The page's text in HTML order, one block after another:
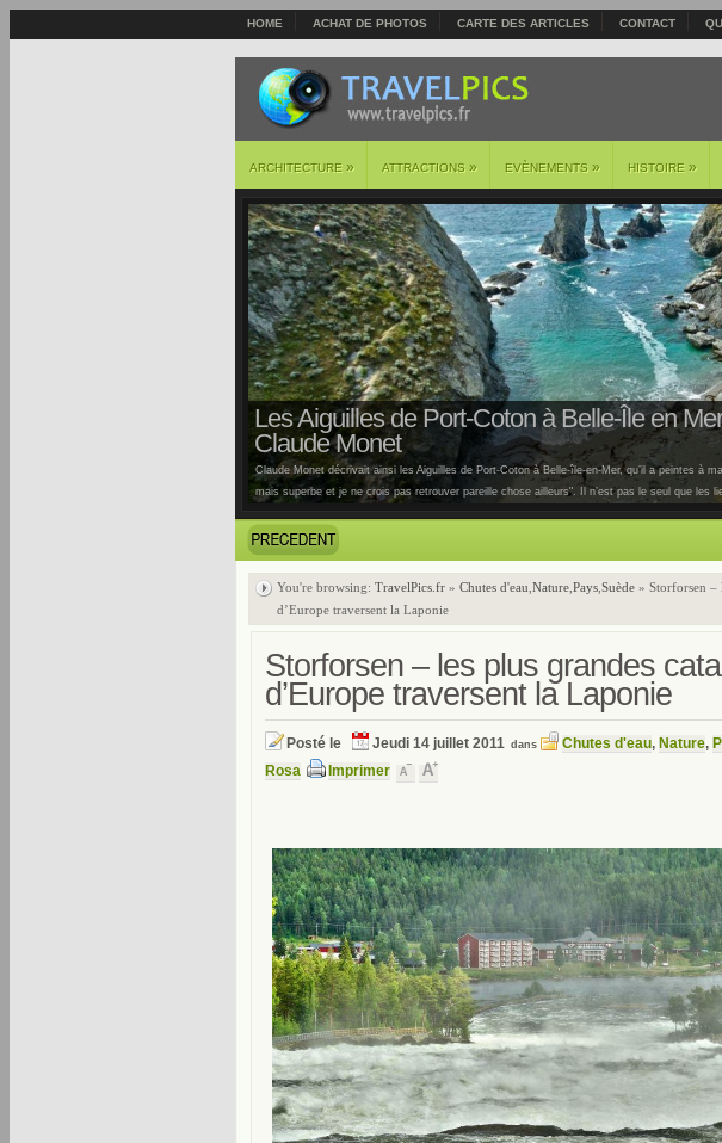
HOME ACHAT DE PHOTOS CARTE DES ARTICLES CONTACT
ARCHITECTURE » ATTRACTIONS » EVÈNEMENTS » HISTOIRE »
Les Aiguilles de Port-Coton à Belle-Île en
Claude Monet
Claude Monet décrivait ainsi les Aiguilles de Port-Coton à Belle-île-en-Mer, qu’il a peintes à
mais superbe et je ne crois pas retrouver pareille chose ailleurs". Il n’est pas le seul que les
You're browsing: TravelPics.fr » Chutes d'eau Nature Pays Suède » Storforsen –
d’Europe traversent la Laponie
Storforsen – les plus grandes
d’Europe traversent la Laponie
Posté le Jeudi 14 juillet 2011 dans Chutes d'eau, Nature,
Rosa
Imprimer